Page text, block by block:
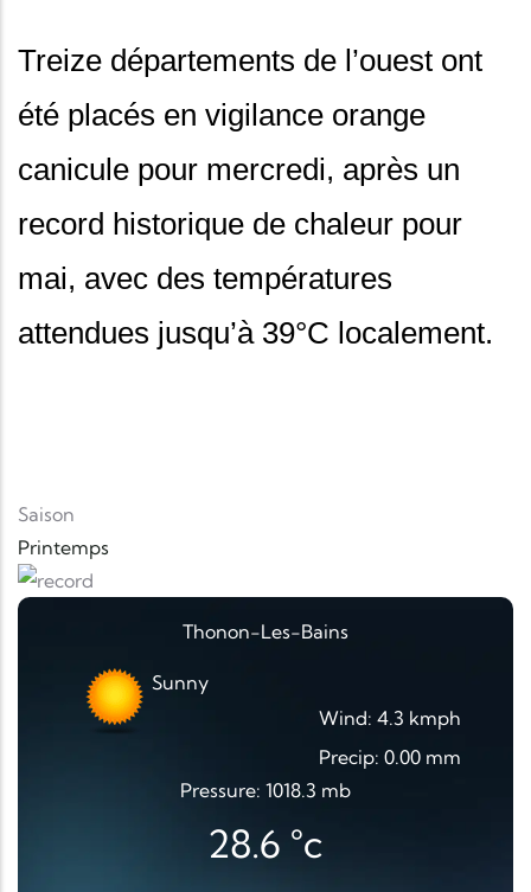
Treize départements de l’ouest ont
été placés en vigilance orange
canicule pour mercredi, après un
record historique de chaleur pour
mai, avec des températures
attendues jusqu’à 39°C localement.
Saison
Printemps
Thonon-Les-Bains
Sunny
Wind: 4.3 kmph
Precip: 0.00 mm
Pressure: 1018.3 mb
28.6 °c